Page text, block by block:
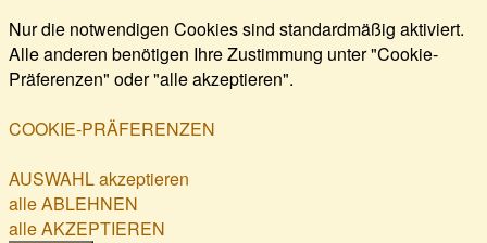
Nur die notwendigen Cookies sind standardmäßig aktiviert.
Alle anderen benötigen Ihre Zustimmung unter "Cookie-
Präferenzen" oder "alle akzeptieren".
COOKIE-PRÄFERENZEN
AUSWAHL akzeptieren
alle ABLEHNEN
alle AKZEPTIEREN